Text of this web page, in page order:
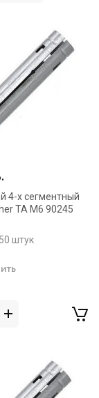
4-х сегментный
TA M6 90245
штук